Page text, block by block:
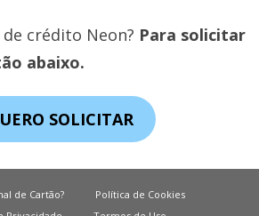
crédito Neon? Para solicitar
abaixo.
SOLICITAR
de Cartão?
Política de Cookies